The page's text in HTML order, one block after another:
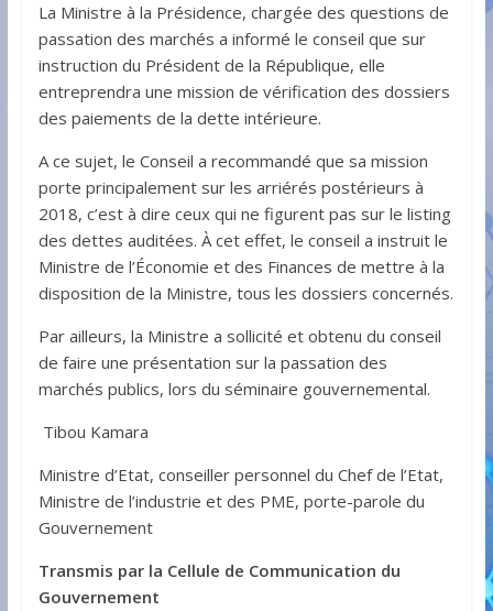
La Ministre à la Présidence, chargée des questions de
passation des marchés a informé le conseil que sur
instruction du Président de la République, elle
entreprendra une mission de vérification des dossiers
des paiements de la dette intérieure.
A ce sujet, le Conseil a recommandé que sa mission
porte principalement sur les arriérés postérieurs à
2018, c’est à dire ceux qui ne figurent pas sur le listing
des dettes auditées. À cet effet, le conseil a instruit le
Ministre de l’Économie et des Finances de mettre à la
disposition de la Ministre, tous les dossiers concernés.
Par ailleurs, la Ministre a sollicité et obtenu du conseil
de faire une présentation sur la passation des
marchés publics, lors du séminaire gouvernemental.
Tibou Kamara
Ministre d’Etat, conseiller personnel du Chef de l’Etat,
Ministre de l’industrie et des PME, porte-parole du
Gouvernement
Transmis par la Cellule de Communication du
Gouvernement